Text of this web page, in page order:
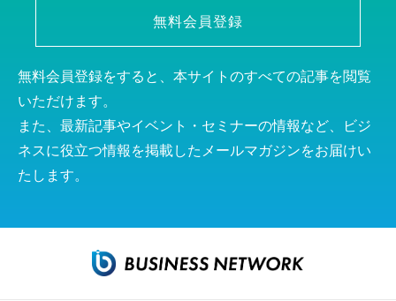
無料会員登録
無料会員登録をすると、本サイトのすべての記事を閲覧
いただけます。
また、最新記事やイベント・セミナーの情報など、ビジ
ネスに役立つ情報を掲載したメールマガジンをお届けい
たします。